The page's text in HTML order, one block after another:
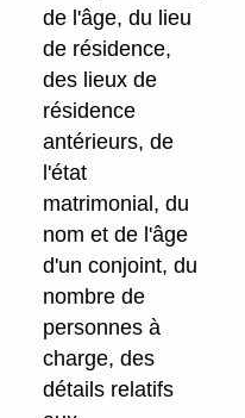
de l'âge, du lieu
de résidence,
des lieux de
résidence
antérieurs, de
l'état
matrimonial, du
nom et de l'âge
d'un conjoint, du
nombre de
personnes à
charge, des
détails relatifs